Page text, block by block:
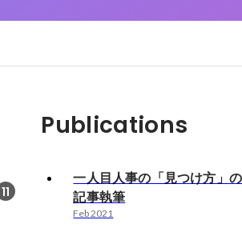
11
Publications
一人目人事の「見つけ方」の
記事執筆
Feb 2021